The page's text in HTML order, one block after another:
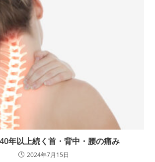
40年以上続く首・背中・腰の痛み
2024年7月15日